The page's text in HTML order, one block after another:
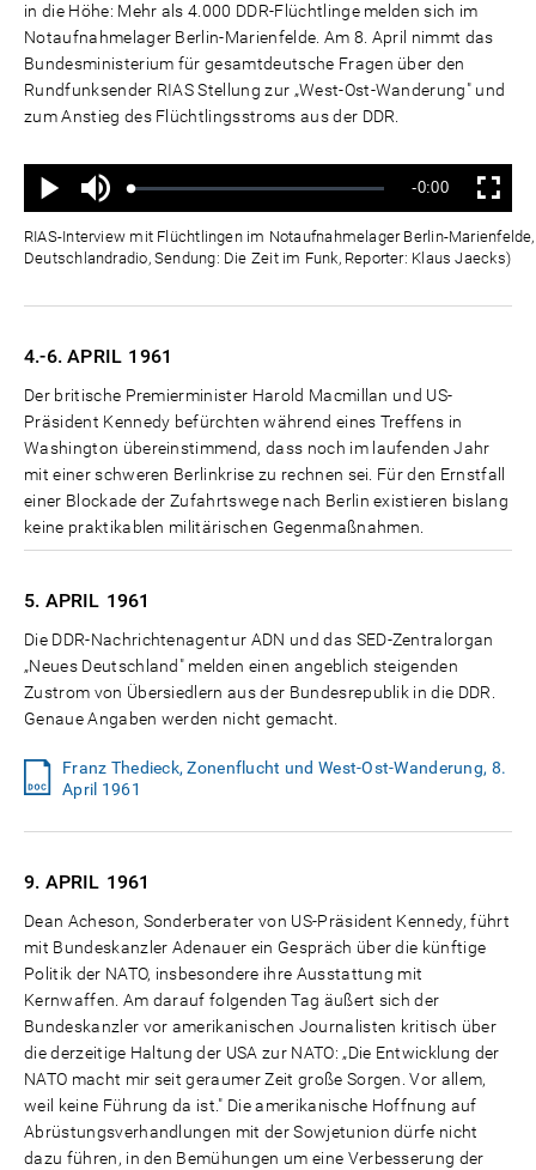
in die Höhe: Mehr als 4.000 DDR-Flüchtlinge melden sich im
Notaufnahmelager Berlin-Marienfelde. Am 8. April nimmt das
Bundesministerium für gesamtdeutsche Fragen über den
Rundfunksender RIAS Stellung zur „West-Ost-Wanderung" und
zum Anstieg des Flüchtlingsstroms aus der DDR.
Wiedergabe
Ton
aus
Geladen:
Status:
Verbleibende
Zeit
-0:00 Vollbild
RIAS-Interview mit Flüchtlingen im Notaufnahmelager Berlin-
Deutschlandradio, Sendung: Die Zeit im Funk, Reporter: Klaus Jaecks)
4.-6. APRIL 1961
Der britische Premierminister Harold Macmillan und US-
Präsident Kennedy befürchten während eines Treffens in
Washington übereinstimmend, dass noch im laufenden Jahr
mit einer schweren Berlinkrise zu rechnen sei. Für den Ernstfall
einer Blockade der Zufahrtswege nach Berlin existieren bislang
keine praktikablen militärischen Gegenmaßnahmen.
5. APRIL 1961
Die DDR-Nachrichtenagentur ADN und das SED-Zentralorgan
„Neues Deutschland" melden einen angeblich steigenden
Zustrom von Übersiedlern aus der Bundesrepublik in die DDR.
Genaue Angaben werden nicht gemacht.
Franz Thedieck, Zonenflucht und West-Ost-Wanderung, 8.
April 1961
9. APRIL 1961
Dean Acheson, Sonderberater von US-Präsident Kennedy, führt
mit Bundeskanzler Adenauer ein Gespräch über die künftige
Politik der NATO, insbesondere ihre Ausstattung mit
Kernwaffen. Am darauf folgenden Tag äußert sich der
Bundeskanzler vor amerikanischen Journalisten kritisch über
die derzeitige Haltung der USA zur NATO: „Die Entwicklung der
NATO macht mir seit geraumer Zeit große Sorgen. Vor allem,
weil keine Führung da ist." Die amerikanische Hoffnung auf
Abrüstungsverhandlungen mit der Sowjetunion dürfe nicht
dazu führen, in den Bemühungen um eine Verbesserung der